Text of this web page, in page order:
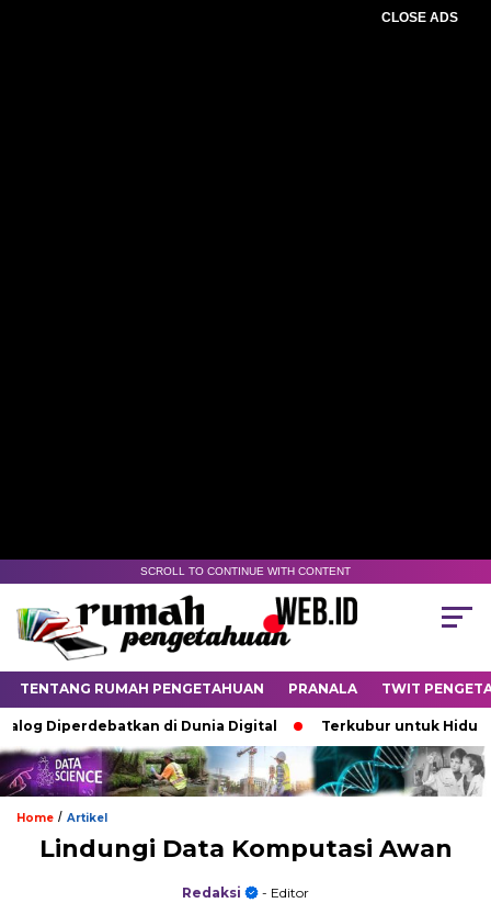
CLOSE ADS
SCROLL TO CONTINUE WITH CONTENT
TENTANG RUMAH PENGETAHUAN PRANALA TWIT
Diperdebatkan di Dunia Digital Terkubur untuk Hidup
Home / Artikel
Lindungi Data Komputasi Awan
Redaksi
- Editor